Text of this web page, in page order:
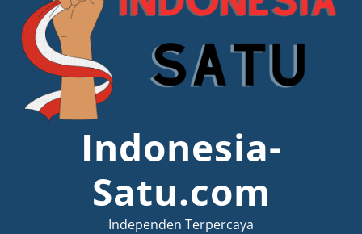
Indonesia-
Satu.com
Independen Terpercaya